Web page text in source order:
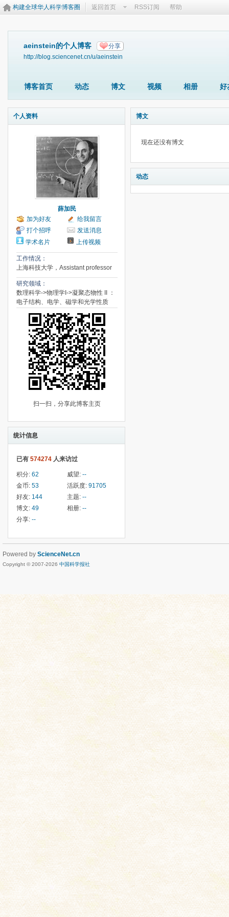
构建全球华人科学博客圈 返回首页 RSS订阅 帮助
aeinstein的个人博客 分享
http://blog.sciencenet.cn/u/aeinstein
博客首页 动态 博文 视频 相册 好
个人资料
薛加民
加为好友
给我留言
打个招呼
发送消息
学术名片
上传视频
工作情况：
上海科技大学，Assistant professor
研究领域：
数理科学->物理学I->凝聚态物性 II ：
电子结构、电学、磁学和光学性质
扫一扫，分享此博客主页
统计信息
已有 574274 人来访过
积分: 62 威望: --
金币: 53 活跃度: 91705
好友: 144 主题: --
博文: 49 相册: --
分享: --
博文
现在还没有博文
动态
Powered by ScienceNet.cn
Copyright © 2007-2026 中国科学报社